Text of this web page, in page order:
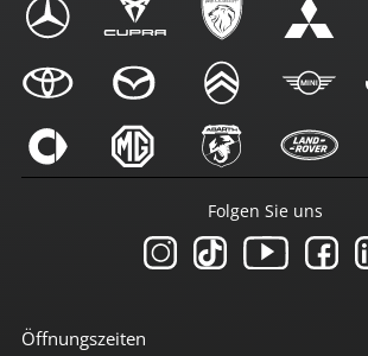
Öffnungszeiten
Folgen Sie uns